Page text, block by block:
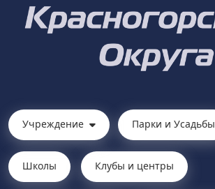
Учреждение Парки и Усадьбы
Школы Клубы и центры